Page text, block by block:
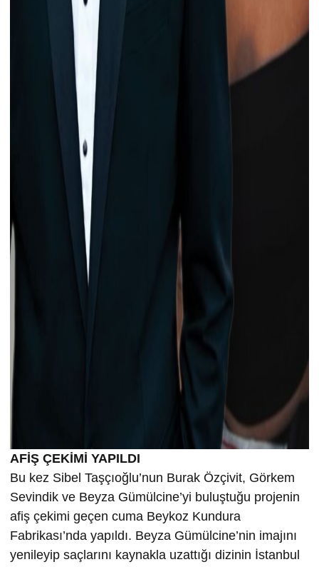
AFİŞ ÇEKİMİ YAPILDI
Bu kez Sibel Taşçıoğlu’nun Burak Özçivit, Görkem
Sevindik ve Beyza Gümülcine’yi buluştuğu projenin
afiş çekimi geçen cuma Beykoz Kundura
Fabrikası’nda yapıldı. Beyza Gümülcine’nin imajını
yenileyip saçlarını kaynakla uzattığı dizinin İstanbul